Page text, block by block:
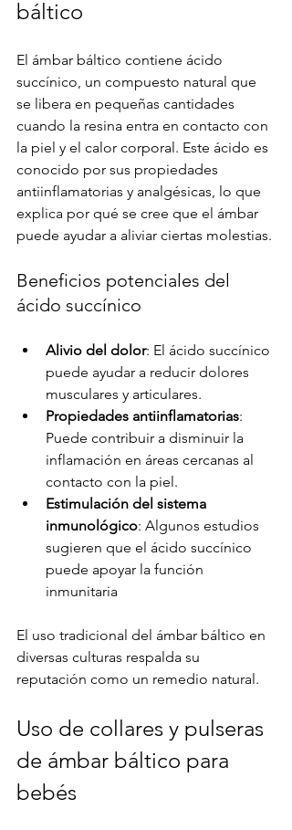
báltico
El ámbar báltico contiene ácido
succínico, un compuesto natural que
se libera en pequeñas cantidades
cuando la resina entra en contacto con
la piel y el calor corporal. Este ácido es
conocido por sus propiedades
antiinflamatorias y analgésicas, lo que
explica por qué se cree que el ámbar
puede ayudar a aliviar ciertas molestias.
Beneficios potenciales del
ácido succínico
Alivio del dolor: El ácido succínico
puede ayudar a reducir dolores
musculares y articulares.
Propiedades antiinflamatorias:
Puede contribuir a disminuir la
inflamación en áreas cercanas al
contacto con la piel.
Estimulación del sistema
inmunológico: Algunos estudios
sugieren que el ácido succínico
puede apoyar la función
inmunitaria
El uso tradicional del ámbar báltico en
diversas culturas respalda su
reputación como un remedio natural.
Uso de collares y pulseras
de ámbar báltico para
bebés